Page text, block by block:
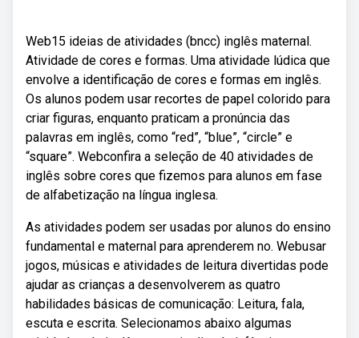
Web15 ideias de atividades (bncc) inglês maternal.
Atividade de cores e formas. Uma atividade lúdica que
envolve a identificação de cores e formas em inglês.
Os alunos podem usar recortes de papel colorido para
criar figuras, enquanto praticam a pronúncia das
palavras em inglês, como “red”, “blue”, “circle” e
“square”. Webconfira a seleção de 40 atividades de
inglês sobre cores que fizemos para alunos em fase
de alfabetização na língua inglesa.
As atividades podem ser usadas por alunos do ensino
fundamental e maternal para aprenderem no. Webusar
jogos, músicas e atividades de leitura divertidas pode
ajudar as crianças a desenvolverem as quatro
habilidades básicas de comunicação: Leitura, fala,
escuta e escrita. Selecionamos abaixo algumas